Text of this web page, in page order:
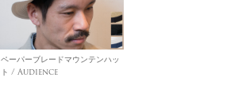
ペーパーブレードマウンテンハッ
ト / Audience